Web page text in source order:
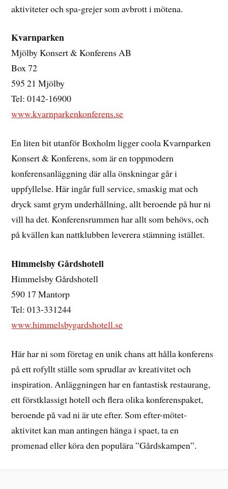
aktiviteter och spa-grejer som avbrott i mötena.
Kvarnparken
Mjölby Konsert & Konferens AB
Box 72
595 21 Mjölby
Tel: 0142-16900
www.kvarnparkenkonferens.se
En liten bit utanför Boxholm ligger coola Kvarnparken
Konsert & Konferens, som är en toppmodern
konferensanläggning där alla önskningar går i
uppfyllelse. Här ingår full service, smaskig mat och
dryck samt grym underhållning, allt beroende på hur ni
vill ha det. Konferensrummen har allt som behövs, och
på kvällen kan nattklubben leverera stämning istället.
Himmelsby Gårdshotell
Himmelsby Gårdshotell
590 17 Mantorp
Tel: 013-331244
www.himmelsbygardshotell.se
Här har ni som företag en unik chans att hålla konferens
på ett rofyllt ställe som sprudlar av kreativitet och
inspiration. Anläggningen har en fantastisk restaurang,
ett förstklassigt hotell och flera olika konferenspaket,
beroende på vad ni är ute efter. Som efter-mötet-
aktivitet kan man antingen hänga i spaet, ta en
promenad eller köra den populära ”Gårdskampen”.